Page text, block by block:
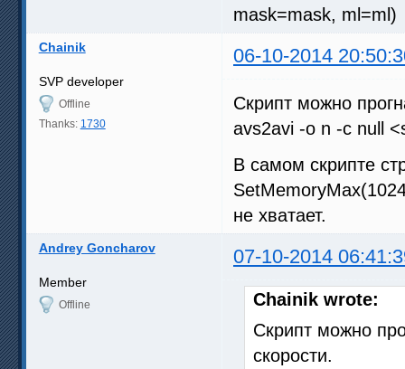
mask=mask, ml=ml)
Chainik 06-10-2014
SVP developer
Offline
Thanks: 1730
Скрипт можно
avs2avi -o n -c null
В самом скрипте
не хватает.
Andrey Goncharov 07-10-2014
Member
Offline
Chainik wrote:
Скрипт можно
скорости.